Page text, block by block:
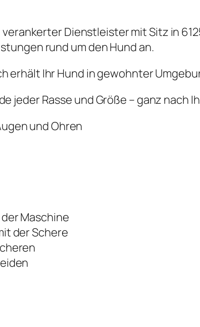
verankerter Dienstleister mit Sitz in
rund um den Hund an.
erhält Ihr Hund in gewohnter
jeder Rasse und Größe – ganz
und Ohren
Maschine
der Schere